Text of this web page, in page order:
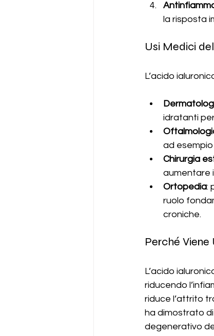
la risposta
Usi Medici
L’acido
idratanti
ad
Chirurgia
aumentare
Ortopedia:
ruolo
croniche.
Perché
L’acido
riducendo
riduce l’attrito
ha dimostrato
degenerativo